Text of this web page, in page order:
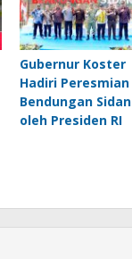
Gubernur Koster
Hadiri Peresmian
Bendungan Sidan
oleh Presiden RI